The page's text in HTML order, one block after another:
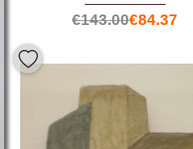
€143.00€84.37